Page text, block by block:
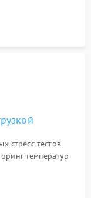
память и цепи
подключение и
стресс-тестов
температур
на отсутствие
и зависаний.